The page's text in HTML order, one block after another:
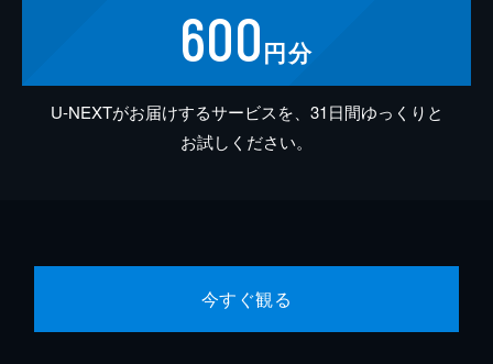
600円分
U-NEXTがお届けするサービスを、31日間ゆっくりと
お試しください。
今すぐ観る